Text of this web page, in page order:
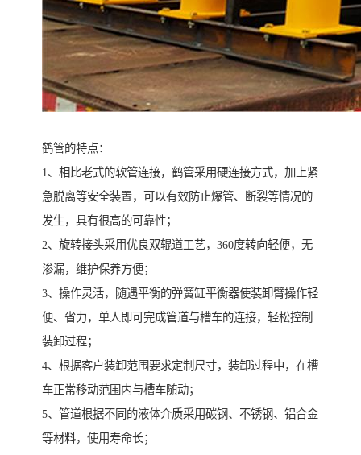
鹤管的特点：
1、相比老式的软管连接，鹤管采用硬连接方式，加上紧
急脱离等安全装置，可以有效防止爆管、断裂等情况的
发生，具有很高的可靠性；
2、旋转接头采用优良双辊道工艺，360度转向轻便，无
渗漏，维护保养方便；
3、操作灵活，随遇平衡的弹簧缸平衡器使装卸臂操作轻
便、省力，单人即可完成管道与槽车的连接，轻松控制
装卸过程；
4、根据客户装卸范围要求定制尺寸，装卸过程中，在槽
车正常移动范围内与槽车随动；
5、管道根据不同的液体介质采用碳钢、不锈钢、铝合金
等材料，使用寿命长；